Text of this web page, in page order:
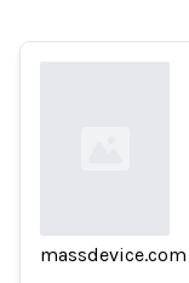
massdevice.com